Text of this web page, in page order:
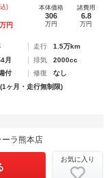
)
万円
本体価格
306
万円
諸費用
6.8
万円
走行
1.5万km
月 排気
2000cc
付 修復
なし
ヶ月・走行無制限)
ラ熊本店
お気に入り